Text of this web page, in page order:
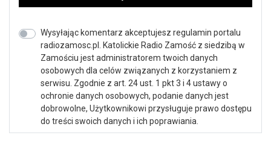
Wysyłając komentarz akceptujesz regulamin portalu
radiozamosc.pl. Katolickie Radio Zamość z siedzibą w
Zamościu jest administratorem twoich danych
osobowych dla celów związanych z korzystaniem z
serwisu. Zgodnie z art. 24 ust. 1 pkt 3 i 4 ustawy o
ochronie danych osobowych, podanie danych jest
dobrowolne, Użytkownikowi przysługuje prawo dostępu
do treści swoich danych i ich poprawiania.